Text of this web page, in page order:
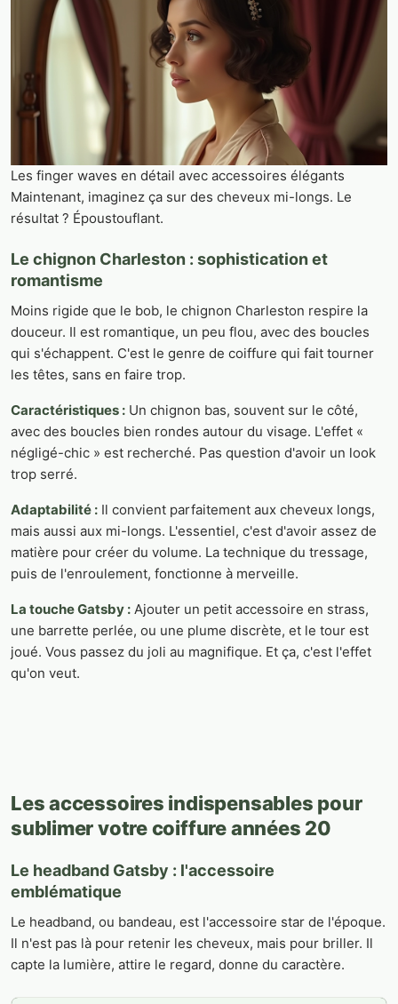
Les finger waves en détail avec accessoires élégants
Maintenant, imaginez ça sur des cheveux mi-longs. Le
résultat ? Époustouflant.
Le chignon Charleston : sophistication et
romantisme
Moins rigide que le bob, le chignon Charleston respire la
douceur. Il est romantique, un peu flou, avec des boucles
qui s'échappent. C'est le genre de coiffure qui fait tourner
les têtes, sans en faire trop.
Caractéristiques : Un chignon bas, souvent sur le côté,
avec des boucles bien rondes autour du visage. L'effet «
négligé-chic » est recherché. Pas question d'avoir un look
trop serré.
Adaptabilité : Il convient parfaitement aux cheveux longs,
mais aussi aux mi-longs. L'essentiel, c'est d'avoir assez de
matière pour créer du volume. La technique du tressage,
puis de l'enroulement, fonctionne à merveille.
La touche Gatsby : Ajouter un petit accessoire en strass,
une barrette perlée, ou une plume discrète, et le tour est
joué. Vous passez du joli au magnifique. Et ça, c'est l'effet
qu'on veut.
Les accessoires indispensables pour
sublimer votre coiffure années 20
Le headband Gatsby : l'accessoire
emblématique
Le headband, ou bandeau, est l'accessoire star de l'époque.
Il n'est pas là pour retenir les cheveux, mais pour briller. Il
capte la lumière, attire le regard, donne du caractère.